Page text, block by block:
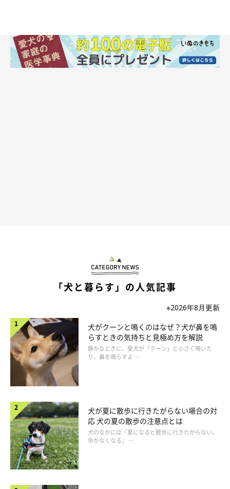
続いてはチョビパパさんからのご投稿による、チョビちゃん（1
にんじんのぬいぐるみにあごを置いて、なぜか物憂げな表情……
物思いにふけっているのでしょうか？
「犬と暮らす」の人気記事
※2026年8月更新
犬がクーンと鳴くのはなぜ？犬が鼻を鳴
らすときの気持ちと見極め方を解説
静かなときに、愛犬が「クーン」と小さく鳴いた
り、鼻を鳴らすよ …
犬が夏に散歩に行きたがらない場合の対
応 犬の夏の散歩の注意点とは
犬のなかには『夏になると散歩に行きたがらない、
歩かなくなる』 …